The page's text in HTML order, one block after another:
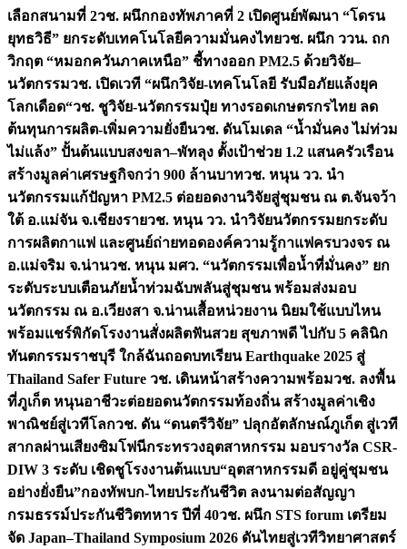
เลือกสนามที่ 2วช. ผนึกกองทัพภาคที่ 2 เปิดศูนย์พัฒนา “โดรน
ยุทธวิธี” ยกระดับเทคโนโลยีความมั่นคงไทยวช. ผนึก ววน. ถก
วิกฤต “หมอกควันภาคเหนือ” ชี้ทางออก PM2.5 ด้วยวิจัย–
นวัตกรรมวช. เปิดเวที “ผนึกวิจัย-เทคโนโลยี รับมือภัยแล้งยุค
โลกเดือด“วช. ชูวิจัย-นวัตกรรมปุ๋ย ทางรอดเกษตรกรไทย ลด
ต้นทุนการผลิต-เพิ่มความยั่งยืนวช. ดันโมเดล “น้ำมั่นคง ไม่ท่วม
ไม่แล้ง” ปั้นต้นแบบสงขลา–พัทลุง ตั้งเป้าช่วย 1.2 แสนครัวเรือน
สร้างมูลค่าเศรษฐกิจกว่า 900 ล้านบาทวช. หนุน วว. นำ
นวัตกรรมแก้ปัญหา PM2.5 ต่อยอดงานวิจัยสู่ชุมชน ณ ต.จันจว้า
ใต้ อ.แม่จัน จ.เชียงรายวช. หนุน วว. นำวิจัยนวัตกรรมยกระดับ
การผลิตกาแฟ และศูนย์ถ่ายทอดองค์ความรู้กาแฟครบวงจร ณ
อ.แม่จริม จ.น่านวช. หนุน มศว. “นวัตกรรมเพื่อน้ำที่มั่นคง” ยก
ระดับระบบเตือนภัยน้ำท่วมฉับพลันสู่ชุมชน พร้อมส่งมอบ
นวัตกรรม ณ อ.เวียงสา จ.น่านเสื้อหน่วยงาน นิยมใช้แบบไหน
พร้อมแชร์พิกัดโรงงานสั่งผลิตฟันสวย สุขภาพดี ไปกับ 5 คลินิก
ทันตกรรมราชบุรี ใกล้ฉันถอดบทเรียน Earthquake 2025 สู่
Thailand Safer Future วช. เดินหน้าสร้างความพร้อมวช. ลงพื้น
ที่ภูเก็ต หนุนอาชีวะต่อยอดนวัตกรรมท้องถิ่น สร้างมูลค่าเชิง
พาณิชย์สู่เวทีโลกวช. ดัน “ดนตรีวิจัย” ปลุกอัตลักษณ์ภูเก็ต สู่เวที
สากลผ่านเสียงซิมโฟนีกระทรวงอุตสาหกรรม มอบรางวัล CSR-
DIW 3 ระดับ เชิดชูโรงงานต้นแบบ“อุตสาหกรรมดี อยู่คู่ชุมชน
อย่างยั่งยืน”กองทัพบก-ไทยประกันชีวิต ลงนามต่อสัญญา
กรมธรรม์ประกันชีวิตทหาร ปีที่ 40วช. ผนึก STS forum เตรียม
จัด Japan–Thailand Symposium 2026 ดันไทยสู่เวทีวิทยาศาสตร์